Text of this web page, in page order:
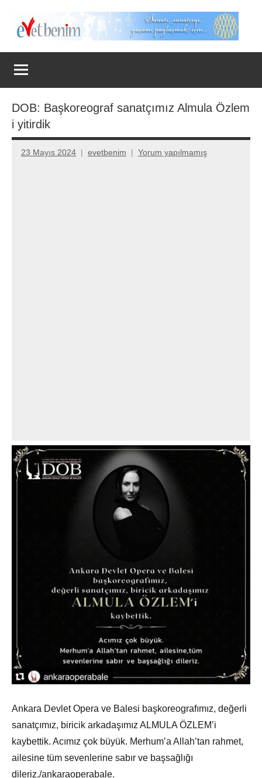
Evet
Benim
DOB: Başkoreograf sanatçımız Almula Özlem
i yitirdik
23 Mayıs 2024 evetbenim Yorum yapılmamış
Ankara Devlet Opera ve Balesi başkoreografımız, değerli
sanatçımız, biricik arkadaşımız ALMULA ÖZLEM’i
kaybettik. Acımız çok büyük. Merhum’a Allah’tan rahmet,
ailesine tüm sevenlerine sabır ve başsağlığı
dileriz./ankaraoperabale.